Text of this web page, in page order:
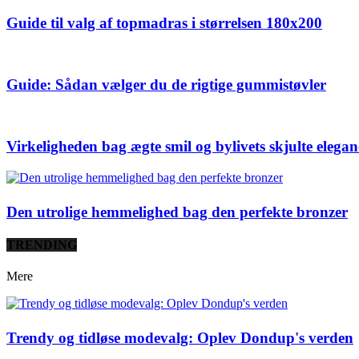
Guide til valg af topmadras i størrelsen 180x200
Guide: Sådan vælger du de rigtige gummistøvler
Virkeligheden bag ægte smil og bylivets skjulte
Den utrolige hemmelighed bag den perfekte bronzer
TRENDING
Mere
Trendy og tidløse modevalg: Oplev Dondup's verden